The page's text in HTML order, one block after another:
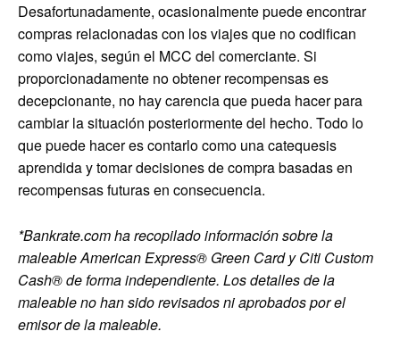
Desafortunadamente, ocasionalmente puede encontrar
compras relacionadas con los viajes que no codifican
como viajes, según el MCC del comerciante. Si
proporcionadamente no obtener recompensas es
decepcionante, no hay carencia que pueda hacer para
cambiar la situación posteriormente del hecho. Todo lo
que puede hacer es contarlo como una catequesis
aprendida y tomar decisiones de compra basadas en
recompensas futuras en consecuencia.
*Bankrate.com ha recopilado información sobre la
maleable American Express® Green Card y Citi Custom
Cash® de forma independiente. Los detalles de la
maleable no han sido revisados ​​ni aprobados por el
emisor de la maleable.